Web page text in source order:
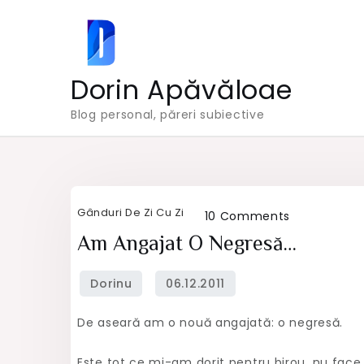
Dorin Apăvăloae
Blog personal, păreri subiective
Gânduri De Zi Cu Zi 10 Comments
Am Angajat O Negresă…
De aseară am o nouă angajată: o negresă.